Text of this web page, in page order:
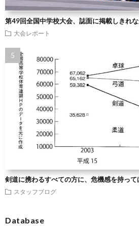
第49回全国中学校大会、誌面に掲載しきれ
大会レポート
剣道に携わるすべての方に、危機感を持って
スタッフブログ
Database